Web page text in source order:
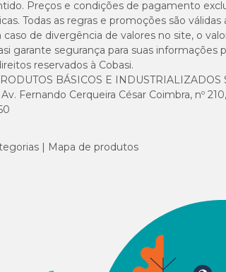
Preços e condições de pagamento
Todas as regras e promoções são
de divergência de valores no site, o
garante segurança para suas informações
reservados à Cobasi.
BÁSICOS E INDUSTRIALIZADOS
Fernando Cerqueira César Coimbra, nº
Mapa de produtos